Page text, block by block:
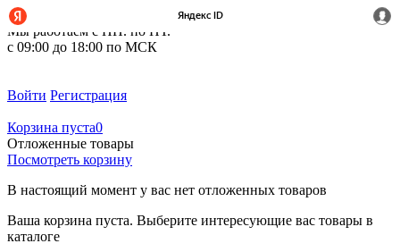
+7 (495) 212-14-37
Мы работаем с ПН. по ПТ.
с 09:00 до 18:00 по МСК
Войти Регистрация
Корзина пуста0
Отложенные товары
Посмотреть корзину
В настоящий момент у вас нет отложенных товаров
Ваша корзина пуста. Выберите интересующие вас товары в
каталоге